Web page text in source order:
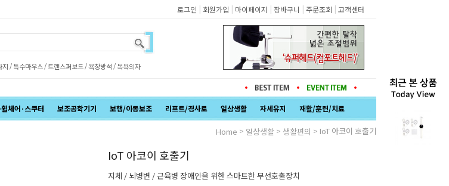
로그인 | 회원가입 | 마이페이지 | 장바구니 | 주문조회 | 고객센터
지 /특수마우스/트랜스퍼보드 /욕창방석 /목욕의자
체어·스쿠터 보조공학기기 보행/이동보조 리프트/경사로 일상생활 자세유지 재활/훈련/치료
Home > 일상생활 > 생활편의 > IoT 아코이 호출기
IoT 아코이 호출기
지체 / 뇌병변 / 근육병 장애인을 위한 스마트한 무선호출장치